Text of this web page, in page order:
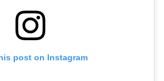
post on Instagram